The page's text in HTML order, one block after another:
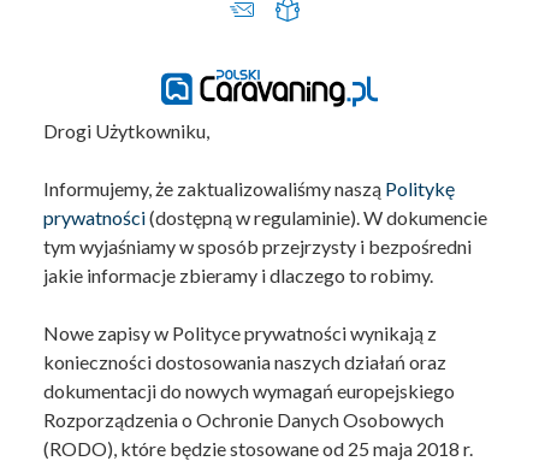
Drogi Użytkowniku,
Informujemy, że zaktualizowaliśmy naszą Politykę
prywatności(dostępną w regulaminie). W dokumencie
tym wyjaśniamy w sposób przejrzysty i bezpośredni
jakie informacje zbieramy i dlaczego to robimy.
Nowe zapisy w Polityce prywatności wynikają z
konieczności dostosowania naszych działań oraz
dokumentacji do nowych wymagań europejskiego
Rozporządzenia o Ochronie Danych Osobowych
(RODO), które będzie stosowane od 25 maja 2018 r.